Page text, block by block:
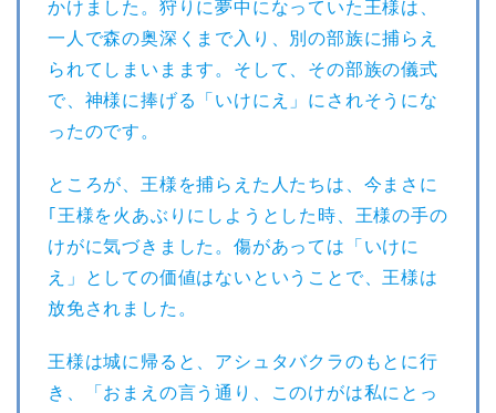
かけました。狩りに夢中になっていた王様は、
一人で森の奥深くまで入り、別の部族に捕らえ
られてしまいまます。そして、その部族の儀式
で、神様に捧げる「いけにえ」にされそうにな
ったのです。
ところが、王様を捕らえた人たちは、今まさに
｢王様を火あぶりにしようとした時、王様の手の
けがに気づきました。傷があっては「いけに
え」としての価値はないということで、王様は
放免されました。
王様は城に帰ると、アシュタバクラのもとに行
き、「おまえの言う通り、このけがは私にとっ